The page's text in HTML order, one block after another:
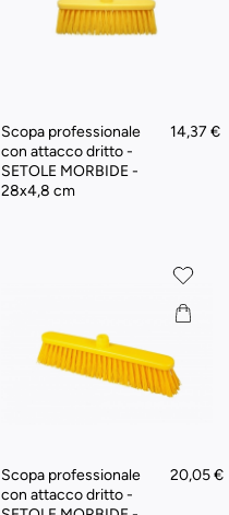
Scopa professionale
con attacco dritto -
SETOLE MORBIDE -
28x4,8 cm
14,37 €
Scopa professionale
con attacco dritto -
20,05 €